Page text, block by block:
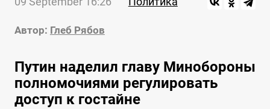
Автор: Глеб Рябов
Путин наделил главу Минобороны
полномочиями регулировать
доступ к гостайне